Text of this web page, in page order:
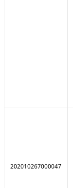
202010267000047